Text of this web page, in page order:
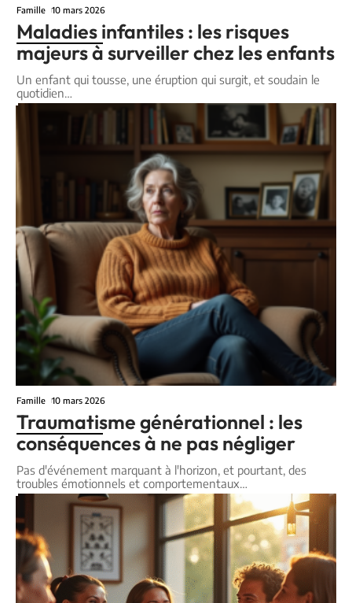
Famille 10 mars 2026
Maladies infantiles : les risques
majeurs à surveiller chez les enfants
Un enfant qui tousse, une éruption qui surgit, et soudain le
quotidien…
Famille 10 mars 2026
Traumatisme générationnel : les
conséquences à ne pas négliger
Pas d'événement marquant à l'horizon, et pourtant, des
troubles émotionnels et comportementaux…